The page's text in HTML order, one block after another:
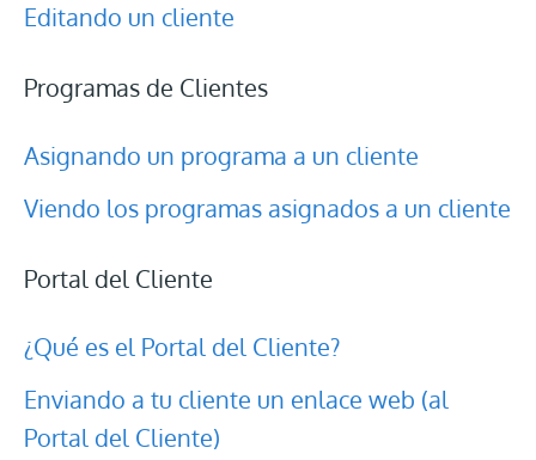
Editando un cliente
Programas de Clientes
Asignando un programa a un cliente
Viendo los programas asignados a un cliente
Portal del Cliente
¿Qué es el Portal del Cliente?
Enviando a tu cliente un enlace web (al
Portal del Cliente)